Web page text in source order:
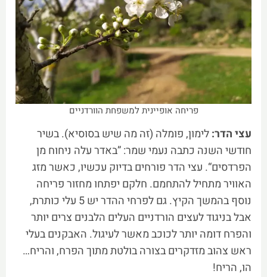
פריחה אופיינית למשפחת הוורדניים
עצי הדר:לימון, פומלה (זה מה שיש בסוסיא). בשיר
חודשי השנה כתבה נעמי שמר: ”באדר עלה ניחוח מן
הפרדסים“. עצי הדר פורחים בדיוק עכשיו, כאשר מזג
האוויר מתחיל להתחמם. חלקם יפתחו מחזור פריחה
נוסף בהמשך הקיץ. גם לפרחי ההדר יש 5 עלי כותרת,
אבל בניגוד לעצים הורדניים העלים הלבנים צרים יותר
והפרח דומה יותר לכוכב מאשר לעיגול. האבקנים בעלי
ראש צהוב מזדקרים בצורה בולטת מתוך הפרח, והריח…
הו, הריח!